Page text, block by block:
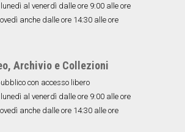
al venerdì dalle ore 9:00 alle ore
anche dalle ore 14:30 alle ore
Archivio e Collezioni
con accesso libero
al venerdì dalle ore 9:00 alle ore
anche dalle ore 14:30 alle ore